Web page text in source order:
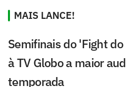
MAIS LANCE!
Semifinais do 'Fight
à TV Globo a maior
temporada